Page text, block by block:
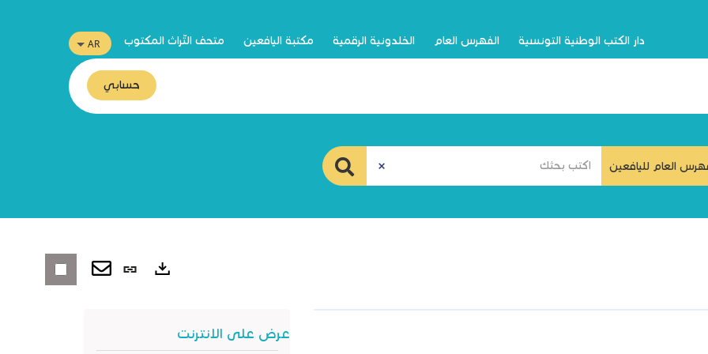
دار الكتب الوطنية التونسية الفهرس العام الخلدونية الرقمية مكتبة اليافعين متحف التّراث المكتوب
حسابي
العام لليافعين
رابط
عرض على الانترنت